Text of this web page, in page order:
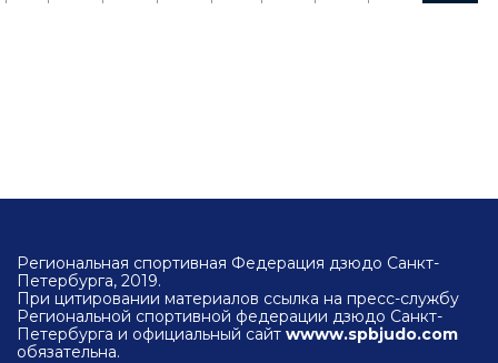
Региональная спортивная Федерация дзюдо Санкт-
Петербурга, 2019.
При цитировании материалов ссылка на пресс-службу
Региональной спортивной федерации дзюдо Санкт-
Петербурга и официальный сайт wwww.spbjudo.com
обязательна.